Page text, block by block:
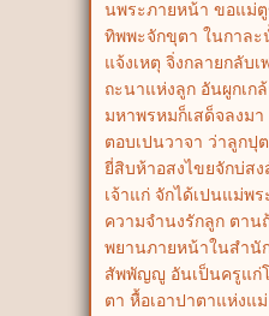
นพระภายหน้า ขอแม่ตู
ทิพพะจักขุตา ในกาล
แจ้งเหตุ จิ่งกลายกลับ
ถะนาแห่งลูก อันผูกเก
มหาพรหมก็เสด็จลงม
ตอบเปนวาจา ว่าลูกปุ
ยี่สิบห้าอสงไขยจักบ่สง
เจ้าแก่ จักได้เปนแม่พ
ความจำนงรักลูก ตาน
พยานภายหน้าในสำนัก
สัพพัญญู อันเป็นครูแก่
ตา หื้อเอาปาตาแห่งแ